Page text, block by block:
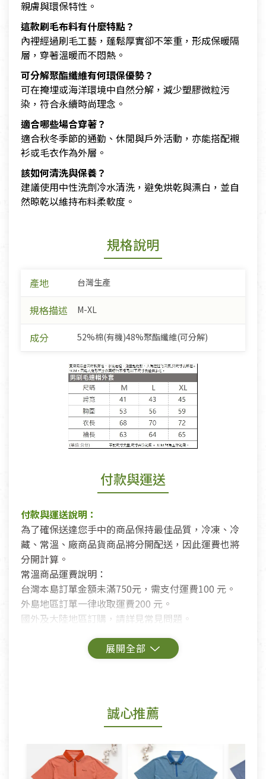
親膚與環保特性。
這款刷毛布料有什麼特點？
內裡經過刷毛工藝，蓬鬆厚實卻不笨重，形成保暖隔
層，穿著溫暖而不悶熱。
可分解聚酯纖維有何環保優勢？
可在掩埋或海洋環境中自然分解，減少塑膠微粒污
染，符合永續時尚理念。
適合哪些場合穿著？
適合秋冬季節的通勤、休閒與戶外活動，亦能搭配襯
衫或毛衣作為外層。
該如何清洗與保養？
建議使用中性洗劑冷水清洗，避免烘乾與漂白，並自
然晾乾以維持布料柔軟度。
規格說明
產地 台灣生產
規格描述 M-XL
成分 52%棉(有機)48%聚酯纖維(可分解)
付款與運送
付款與運送說明：
為了確保送達您手中的商品保持最佳品質，冷凍、冷
藏、常溫、廠商品貨商品將分開配送，因此運費也將
分開計算。
常溫商品運費說明：
台灣本島訂單金額未滿750元，需支付運費100 元。
外島地區訂單一律收取運費200 元。
國外及大陸地區訂購，請詳見常見問題。
鑑賞期商品說明：
若您購買的商品有下列「不適用七天鑑賞期商品」情
形者，除商品瑕疵以外，恕不接受退換貨.
依消保法之規定提供該商品七天免費鑑賞期(含例假
日)的服務，原則上若商品未經使用或被汙損(除商品
瑕疵)，一般皆可申請退換貨。
誠心推薦